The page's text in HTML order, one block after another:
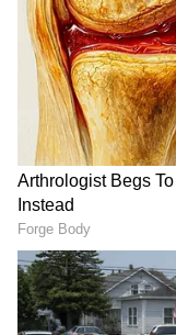
ముస్తాఫిజుర్ రహీం
టాప్ స్కోరర్‌గా
మహ్మద్ సిరాజ్ 3